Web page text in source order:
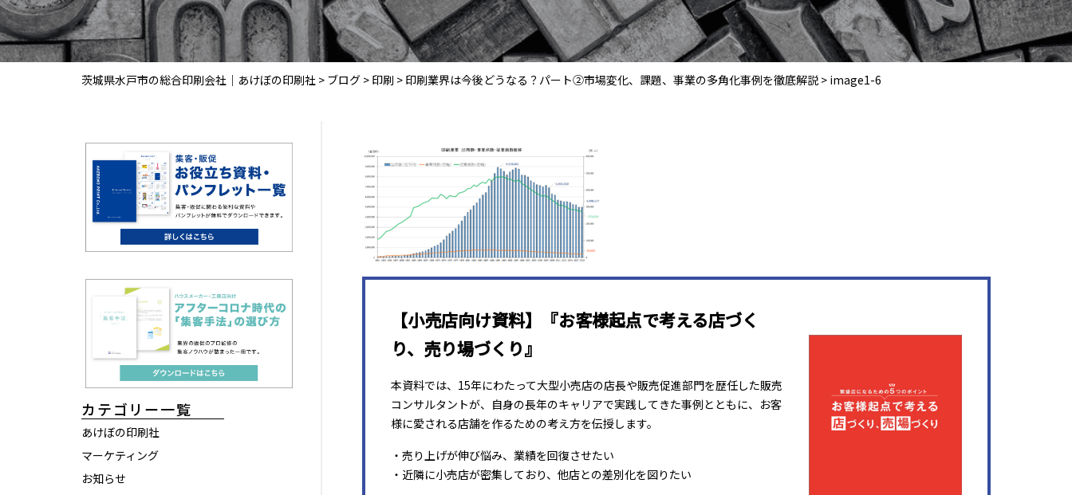
茨城県水戸市の総合印刷会社｜あけぼの印刷社 > ブログ > 印刷 > 印刷業界は今後どうなる？パート②市場変化、課題、事業の多角化事例を徹底解説 > image1-6
カテゴリー一覧
あけぼの印刷社
マーケティング
お知らせ
【小売店向け資料】『お客様起点で考える店づく
り、売り場づくり』
本資料では、15年にわたって大型小売店の店長や販売促進部門を歴任した販売
コンサルタントが、自身の長年のキャリアで実践してきた事例とともに、お客
様に愛される店舗を作るための考え方を伝授します。
・売り上げが伸び悩み、業績を回復させたい
・近隣に小売店が密集しており、他店との差別化を図りたい